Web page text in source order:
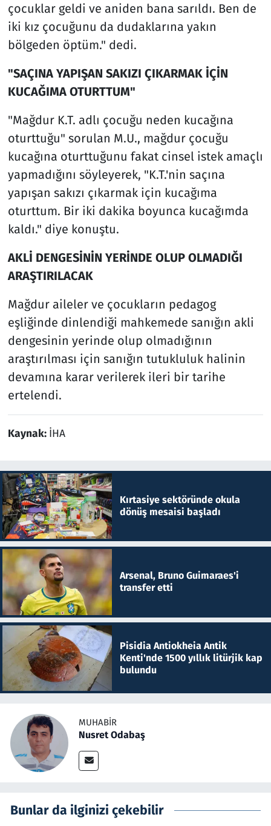
çocuklar geldi ve aniden bana sarıldı. Ben de
iki kız çocuğunu da dudaklarına yakın
bölgeden öptüm." dedi.
"SAÇINA YAPIŞAN SAKIZI ÇIKARMAK İÇİN
KUCAĞIMA OTURTTUM"
"Mağdur K.T. adlı çocuğu neden kucağına
oturttuğu" sorulan M.U., mağdur çocuğu
kucağına oturttuğunu fakat cinsel istek amaçlı
yapmadığını söyleyerek, "K.T.'nin saçına
yapışan sakızı çıkarmak için kucağıma
oturttum. Bir iki dakika boyunca kucağımda
kaldı." diye konuştu.
AKLİ DENGESİNİN YERİNDE OLUP OLMADIĞI
ARAŞTIRILACAK
Mağdur aileler ve çocukların pedagog
eşliğinde dinlendiği mahkemede sanığın akli
dengesinin yerinde olup olmadığının
araştırılması için sanığın tutukluluk halinin
devamına karar verilerek ileri bir tarihe
ertelendi.
Kaynak: İHA
Kırtasiye sektöründe okula
dönüş mesaisi başladı
Arsenal, Bruno Guimaraes'i
transfer etti
Pisidia Antiokheia Antik
Kenti'nde 1500 yıllık litürjik kap
bulundu
MUHABIR
Nusret Odabaş
Bunlar da ilginizi çekebilir